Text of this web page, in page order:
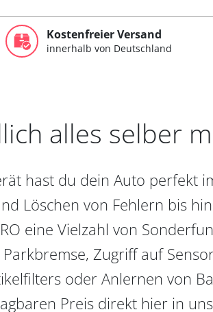
Kostenfreier Versand
innerhalb von Deutschland
alles selber
hast du dein Auto perfekt
Löschen von Fehlern bis
eine Vielzahl von
Zugriff auf
oder Anlernen von
Preis direkt hier in